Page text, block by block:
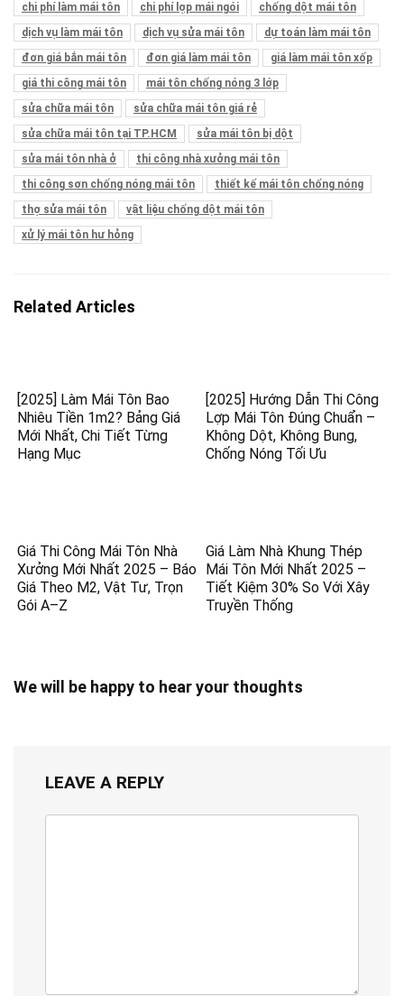
chi phí làm mái tôn chi phí lợp mái ngói
chống dột mái tôn
dịch vụ làm mái tôn
dịch vụ sửa mái tôn
dự toán làm mái tôn
đơn giá bắn mái tôn
đơn giá làm mái tôn
giá làm mái tôn xốp
giá thi công mái tôn
mái tôn chống nóng 3 lớp
sửa chữa mái tôn
sửa chữa mái tôn giá rẻ
sửa chữa mái tôn tại TP.HCM
sửa mái tôn bị dột
sửa mái tôn nhà ở
thi công nhà xưởng mái tôn
thi công sơn chống nóng mái tôn
thiết kế mái tôn chống nóng
thợ sửa mái tôn
vật liệu chống dột mái tôn
xử lý mái tôn hư hỏng
Related Articles
[2025] Làm Mái Tôn Bao
Nhiêu Tiền 1m2? Bảng Giá
Mới Nhất, Chi Tiết Từng
Hạng Mục
[2025] Hướng Dẫn Thi Công
Lợp Mái Tôn Đúng Chuẩn –
Không Dột, Không Bung,
Chống Nóng Tối Ưu
Giá Thi Công Mái Tôn Nhà
Xưởng Mới Nhất 2025 – Báo
Giá Theo M2, Vật Tư, Trọn
Gói A–Z
Giá Làm Nhà Khung Thép
Mái Tôn Mới Nhất 2025 –
Tiết Kiệm 30% So Với Xây
Truyền Thống
We will be happy to hear your thoughts
LEAVE A REPLY